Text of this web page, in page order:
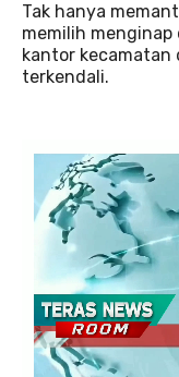
Tak hanya
memilih
kantor kecamatan
terkendali.